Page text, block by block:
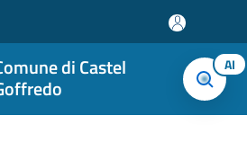
di Castel AI